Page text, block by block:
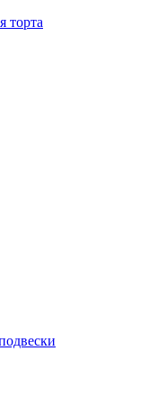
торта